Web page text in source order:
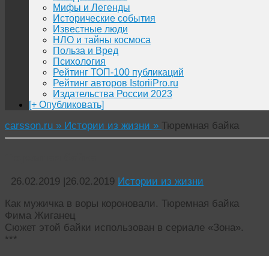
Мифы и Легенды
Исторические события
Известные люди
НЛО и тайны космоса
Польза и Вред
Психология
Рейтинг ТОП-100 публикаций
Рейтинг авторов IstoriiPro.ru
Издательства России 2023
[+ Опубликовать]
carsson.ru » Истории из жизни » Тюремная байка
26.02.2019 |26.02.2019 Истории из жизни
Как мужичка в воры короновали. Тюремная байка
Фима Жиганец
Сюжет этой байки использован в сериале «Зона».
***